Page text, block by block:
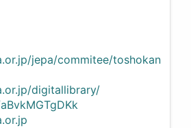
jepa/commitee/toshokan
digitallibrary/